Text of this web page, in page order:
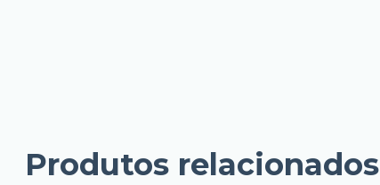
Produtos relacionados